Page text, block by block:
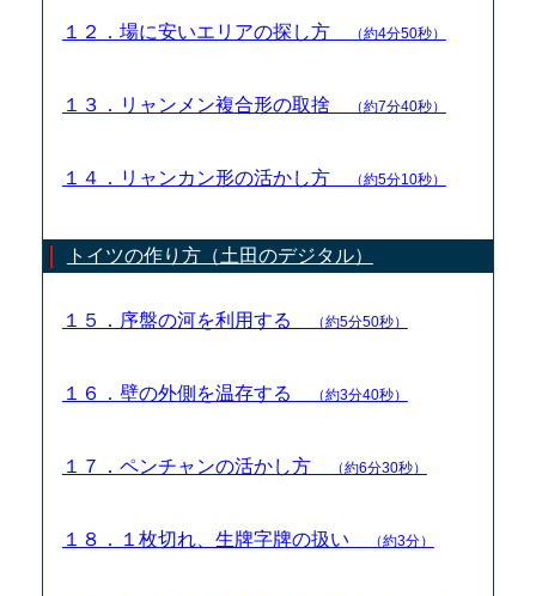
１２．場に安いエリアの探し方 （約4分50秒）
１３．リャンメン複合形の取捨 （約7分40秒）
１４．リャンカン形の活かし方 （約5分10秒）
トイツの作り方（土田のデジタル）
１５．序盤の河を利用する （約5分50秒）
１６．壁の外側を温存する （約3分40秒）
１７．ペンチャンの活かし方 （約6分30秒）
１８．１枚切れ、生牌字牌の扱い （約3分）